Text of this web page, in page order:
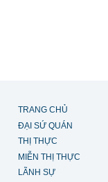
TRANG CHỦ
ĐẠI SỨ QUÁN
THỊ THỰC
MIỄN THỊ THỰC
LÃNH SỰ